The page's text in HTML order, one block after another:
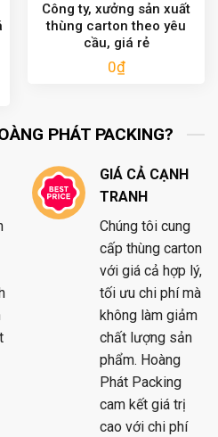
Công ty, xưởng sản xuất
thùng carton theo yêu
cầu, giá rẻ
0₫
PHÁT PACKING?
GIÁ CẢ CẠNH
TRANH
Chúng tôi cung
cấp thùng carton
với giá cả hợp lý,
tối ưu chi phí mà
không làm giảm
chất lượng sản
phẩm. Hoàng
Phát Packing
cam kết giá trị
cao với chi phí